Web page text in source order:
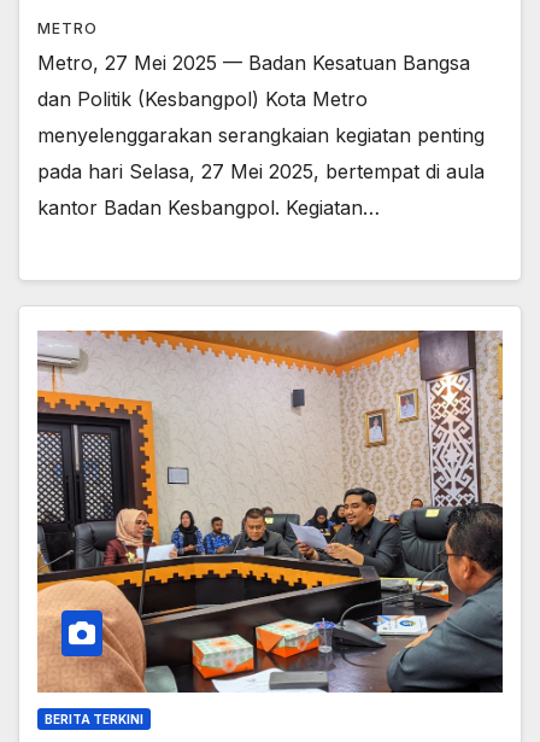
METRO
Metro, 27 Mei 2025 — Badan Kesatuan Bangsa
dan Politik (Kesbangpol) Kota Metro
menyelenggarakan serangkaian kegiatan penting
pada hari Selasa, 27 Mei 2025, bertempat di aula
kantor Badan Kesbangpol. Kegiatan…
BERITA TERKINI